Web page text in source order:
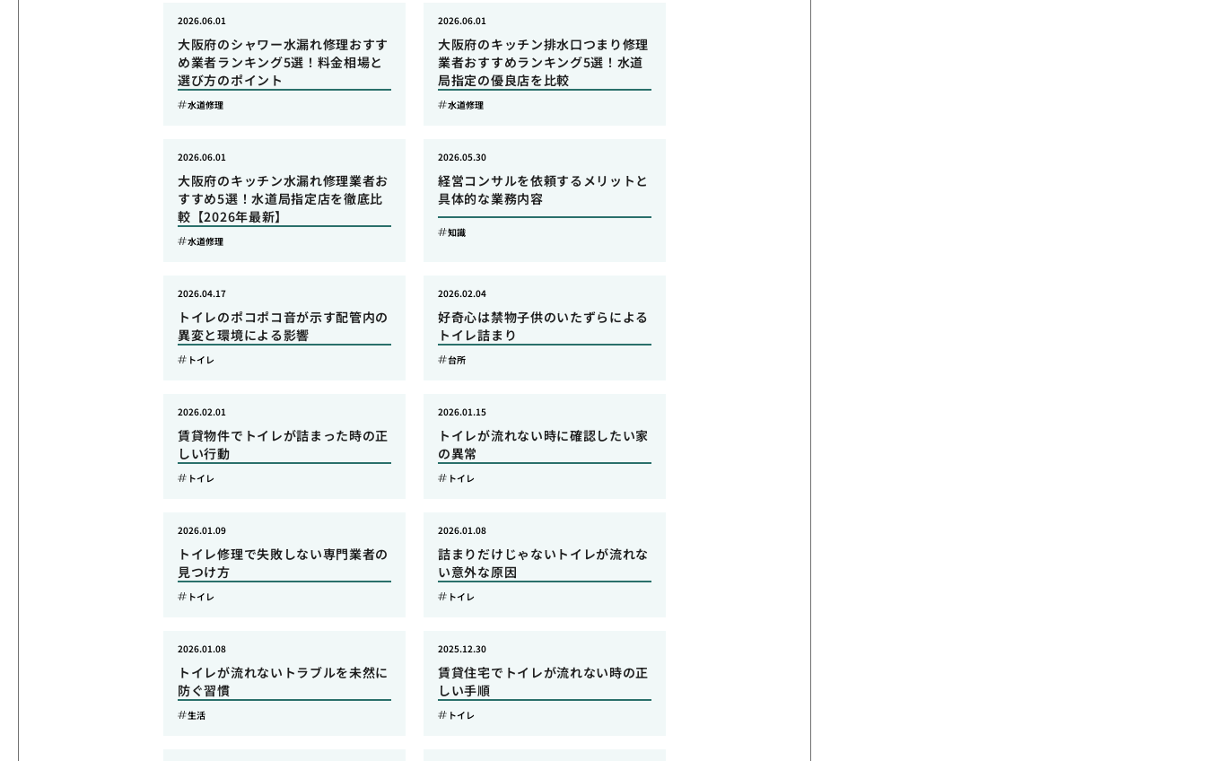
大阪府のシャワー水漏れ修理おすす
め業者ランキング5選！料金相場と
選び方のポイント
2026.06.01
水道修理
大阪府のキッチン排水口つまり修理
業者おすすめランキング5選！水道
局指定の優良店を比較
2026.06.01
水道修理
大阪府のキッチン水漏れ修理業者お
すすめ5選！水道局指定店を徹底比
較【2026年最新】
2026.06.01
水道修理
経営コンサルを依頼するメリットと
具体的な業務内容
2026.05.30
知識
トイレのポコポコ音が示す配管内の
異変と環境による影響
2026.04.17
トイレ
好奇心は禁物子供のいたずらによる
トイレ詰まり
2026.02.04
台所
賃貸物件でトイレが詰まった時の正
しい行動
2026.02.01
トイレ
トイレが流れない時に確認したい家
の異常
2026.01.15
トイレ
トイレ修理で失敗しない専門業者の
見つけ方
2026.01.09
トイレ
詰まりだけじゃないトイレが流れな
い意外な原因
2026.01.08
トイレ
トイレが流れないトラブルを未然に
防ぐ習慣
2026.01.08
生活
賃貸住宅でトイレが流れない時の正
しい手順
2025.12.30
トイレ